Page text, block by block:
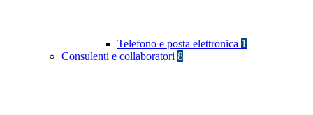
Telefono e posta elettronica 1
Consulenti e collaboratori 8